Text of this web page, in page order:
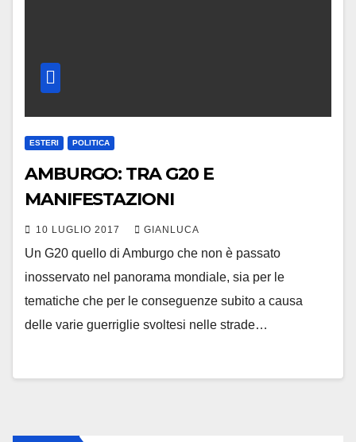
ESTERI POLITICA
AMBURGO: TRA G20 E
MANIFESTAZIONI
10 LUGLIO 2017 GIANLUCA
Un G20 quello di Amburgo che non è passato
inosservato nel panorama mondiale, sia per le
tematiche che per le conseguenze subito a causa
delle varie guerriglie svoltesi nelle strade…